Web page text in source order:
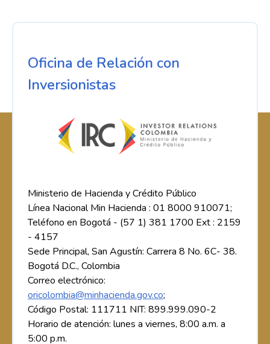
Oficina de Relación con
Inversionistas
Ministerio de Hacienda y Crédito Público
Línea Nacional Min Hacienda : 01 8000 910071;
Teléfono en Bogotá - (57 1) 381 1700 Ext : 2159
- 4157
Sede Principal, San Agustín: Carrera 8 No. 6C- 38.
Bogotá D.C., Colombia
Correo electrónico:
oricolombia@minhacienda.gov.co;
Código Postal: 111711 NIT: 899.999.090-2
Horario de atención: lunes a viernes, 8:00 a.m. a
5:00 p.m.